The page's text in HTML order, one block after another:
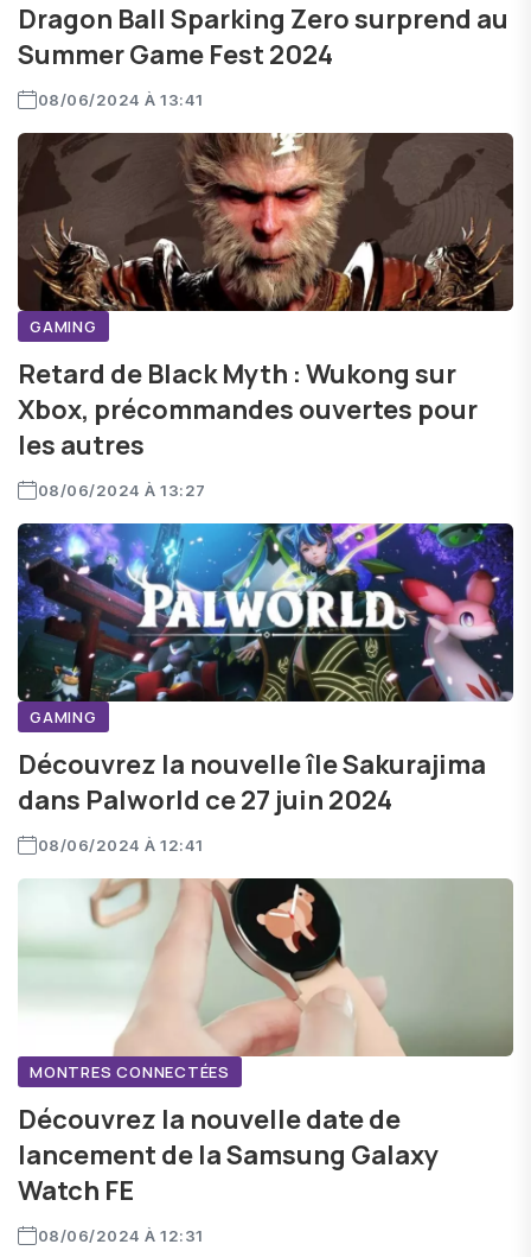
Dragon Ball Sparking Zero surprend au
Summer Game Fest 2024
08/06/2024 À 13:41
GAMING
Retard de Black Myth : Wukong sur
Xbox, précommandes ouvertes pour
les autres
08/06/2024 À 13:27
GAMING
Découvrez la nouvelle île Sakurajima
dans Palworld ce 27 juin 2024
08/06/2024 À 12:41
MONTRES CONNECTÉES
Découvrez la nouvelle date de
lancement de la Samsung Galaxy
Watch FE
08/06/2024 À 12:31